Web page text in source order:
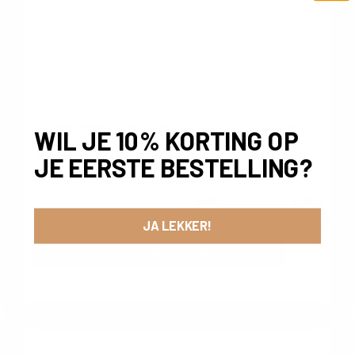
TERROIR SCHAARBEEKSE
KRIEK 2025 (LAMBIC / KRIEK) –
BOERENERF | 75CL
25,00
-
WIL JE 10% KORTING OP
JE EERSTE BESTELLING?
JA LEKKER!